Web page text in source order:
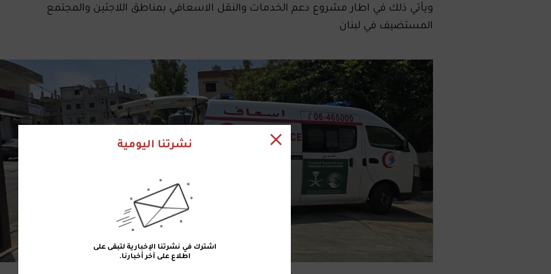
ويأتي ذلك في اطار مشروع دعم الخدمات والنقل الاسعافي بمناطق اللاجئين والمجتمع
المستضيف في لبنان
نشرتنا اليومية
اشترك في نشرتنا الإخبارية لتبقى على
اطلاع على آخر أخبارنا.